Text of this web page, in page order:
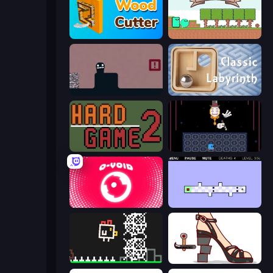
Wood Cutter - Saw Viscous Ventures
Classic Labyrinth 3D
Hard Game 2 Just One Boss
O-VOID
Chicken and Bee Kakato Otoshi